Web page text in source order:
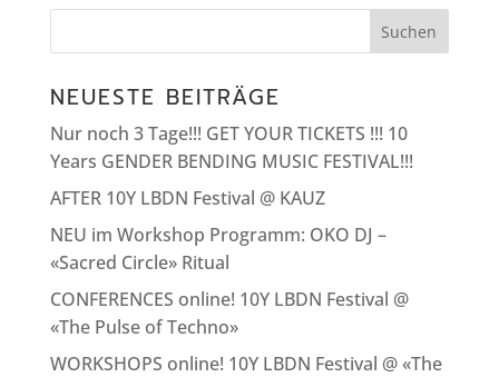
NEUESTE BEITRÄGE
Nur noch 3 Tage!!! GET YOUR TICKETS !!! 10
Years GENDER BENDING MUSIC FESTIVAL!!!
AFTER 10Y LBDN Festival @ KAUZ
NEU im Workshop Programm: OKO DJ –
«Sacred Circle» Ritual
CONFERENCES online! 10Y LBDN Festival @
«The Pulse of Techno»
WORKSHOPS online! 10Y LBDN Festival @ «The